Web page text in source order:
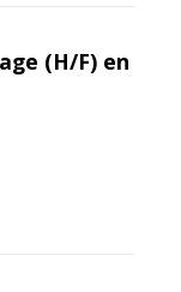
(H/F) en